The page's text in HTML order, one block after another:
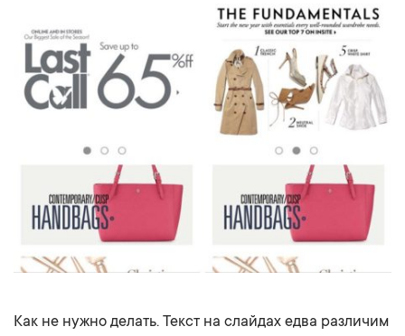
Как не нужно делать. Текст на слайдах едва различим